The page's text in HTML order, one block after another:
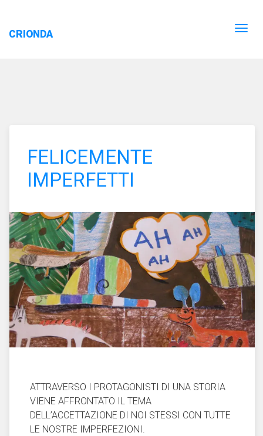
CRIONDA
FELICEMENTE
IMPERFETTI
ATTRAVERSO I PROTAGONISTI DI UNA STORIA
VIENE AFFRONTATO IL TEMA
DELL’ACCETTAZIONE DI NOI STESSI CON TUTTE
LE NOSTRE IMPERFEZIONI.